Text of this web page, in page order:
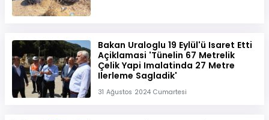
Bakan Uraloglu 19 Eylül'ü Isaret Etti
Açiklamasi 'Tünelin 67 Metrelik
Çelik Yapi Imalatinda 27 Metre
Ilerleme Sagladik'
31 Ağustos 2024 Cumartesi